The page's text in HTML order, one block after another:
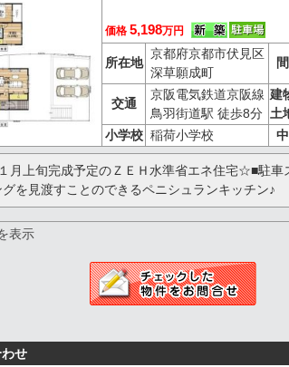
価格 5,198万円
所在地
京都府京都市伏見区
深草願成町
交通
京阪電気鉄道京阪線
鳥羽街道駅 徒歩8分
建
土
小学校 稲荷小学校
月上旬完成予定のＺＥＨ水準省エネ住宅☆■駐車
を見渡すことのできるペニシュランキッチン♪
表示
せ